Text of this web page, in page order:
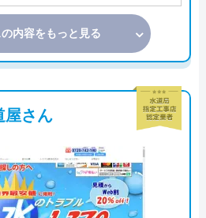
内容をもっと見る
屋さん